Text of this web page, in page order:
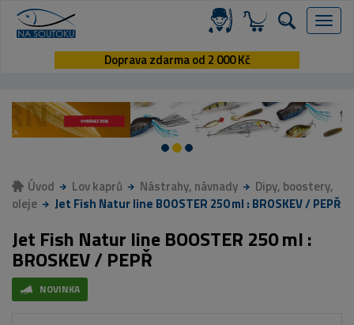
Menu
Doprava zdarma od 2 000 Kč
Úvod Lov kaprů Nástrahy, návnady
Dipy, boostery,
oleje
Jet Fish Natur line BOOSTER 250 ml : BROSKEV / PEPŘ
Jet Fish Natur line BOOSTER 250 ml :
BROSKEV / PEPŘ
NOVINKA